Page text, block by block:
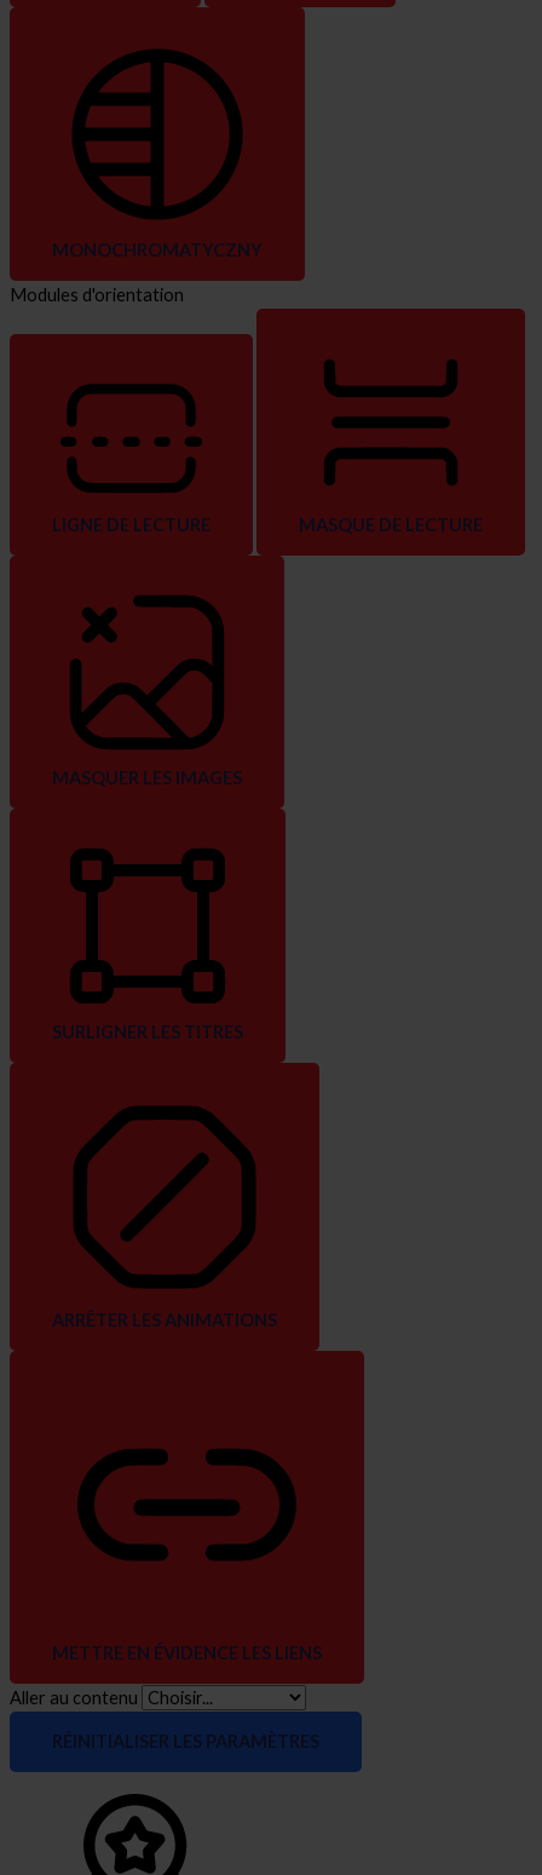
MONOCHROMATYCZNY
Modules d'orientation
LIGNE DE LECTURE MASQUE DE LECTURE
MASQUER LES IMAGES
SURLIGNER LES TITRES
ARRÊTER LES ANIMATIONS
METTRE EN ÉVIDENCE LES LIENS
Aller au contenu
RÉINITIALISER LES PARAMÈTRES